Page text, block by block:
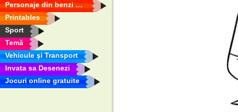
Personaje din benzi desenate
Printables
Sport
Temă
Vehicule şi Transport
Invata sa Desenezi
Jocuri online gratuite